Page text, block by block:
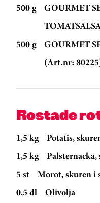
500 g
GOURMET
500 g
GOURMET
(Art.nr:
Rostade
1,5 kg
Potatis,
1,5 kg
5 st
Morot, skuren i
0,5 dl
Olivolja